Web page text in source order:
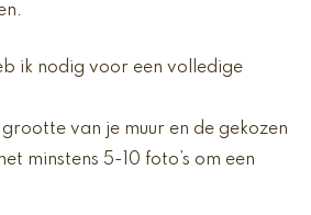
ik nodig voor een volledige
van je muur en de gekozen
minstens 5-10 foto’s om een